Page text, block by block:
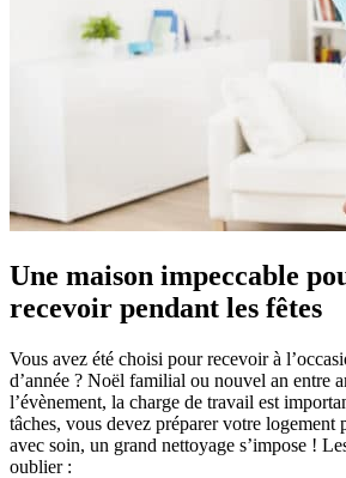
Une maison impeccable
recevoir pendant les fêtes
Vous avez été choisi pour recevoir à
d’année ? Noël familial ou nouvel an entre
l’évènement, la charge de travail est
tâches, vous devez préparer votre logement
avec soin, un grand nettoyage s’impose !
oublier :